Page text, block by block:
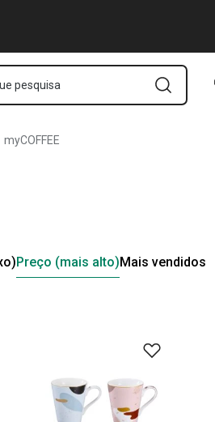
pesquisa
myCOFFEE
Preço (mais alto)Mais vendidos